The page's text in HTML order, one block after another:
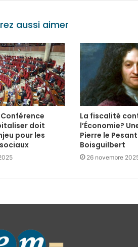
aussi aimer
doit
pour les
La fiscalité
l’Économie?
Pierre le
Boisguilbert
26 novembre